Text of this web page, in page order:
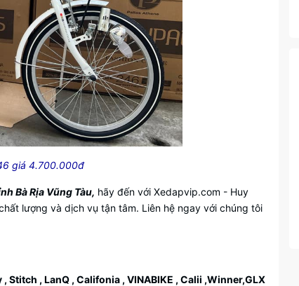
giá 4.700.000đ
Bà Rịa Vũng Tàu, hãy đến với Xedapvip.com - Huy
lượng và dịch vụ tận tâm. Liên hệ ngay với chúng tôi
Stitch , LanQ , Califonia , VINABIKE , Calii ,Winner,GLX